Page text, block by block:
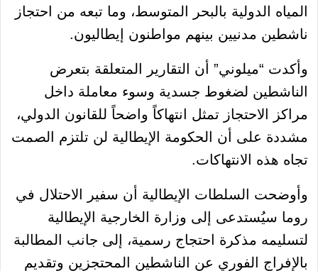
المياه الدولية بالبحر المتوسط، وما تبعه من احتجاز
ناشطين مدنيين بينهم مواطنون إيطاليون.
وأكدت “ميلوني” أن التقارير المتعلقة بتعرض
الناشطين لضغوط جسدية وسوء معاملة داخل
مراكز الاحتجاز تمثل انتهاكاً واضحاً للقانون الدولي،
مشددة على أن الحكومة الإيطالية لن تلتزم الصمت
تجاه هذه الانتهاكات.
وأوضحت السلطات الإيطالية أن سفير الاحتلال في
روما سيُستدعى إلى وزارة الخارجية الإيطالية
لتسليمه مذكرة احتجاج رسمية، إلى جانب المطالبة
بالإفراج الفوري عن الناشطين المحتجزين وتقديم